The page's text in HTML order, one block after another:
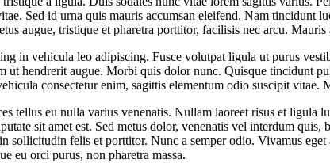
Sed id urna quis mauris accumsan eleifend. Nam tincidunt
augue, tristique et pharetra porttitor, facilisis nec arcu.
in vehicula leo adipiscing. Fusce volutpat ligula ut purus
ut hendrerit augue. Morbi quis dolor nunc. Quisque tincidunt
consectetur enim, sagittis elementum odio suscipit
tellus eu nulla varius venenatis. Nullam laoreet risus et
sit amet est. Sed metus dolor, venenatis vel interdum
sollicitudin felis et porttitor. Nunc a semper odio. Vivamus
eu orci purus, non pharetra massa.